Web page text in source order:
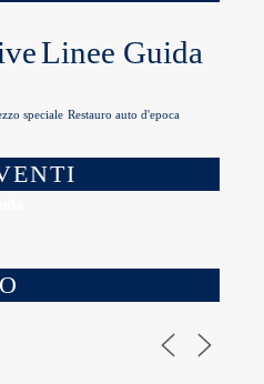
Linee Guida
speciale Restauro auto d'epoca